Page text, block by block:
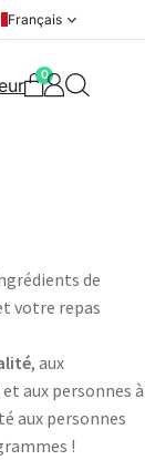
Français
0
de
votre repas
, aux
aux personnes à
aux personnes
!